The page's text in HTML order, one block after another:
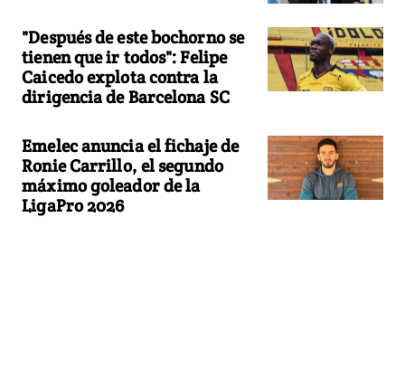
"Después de este bochorno se
tienen que ir todos": Felipe
Caicedo explota contra la
dirigencia de Barcelona SC
Emelec anuncia el fichaje de
Ronie Carrillo, el segundo
máximo goleador de la
LigaPro 2026